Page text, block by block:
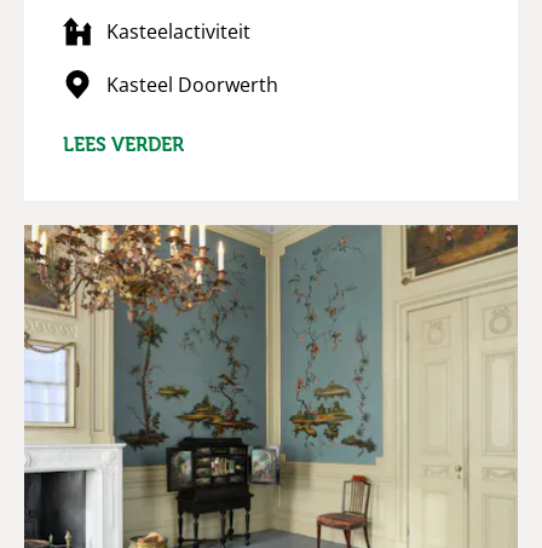
Kasteelactiviteit
Kasteel Doorwerth
LEES VERDER